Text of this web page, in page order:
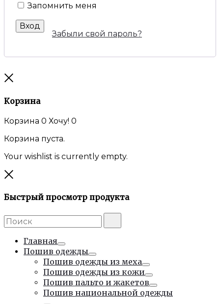
Запомнить меня
Вход
Забыли свой пароль?
Корзина
Корзина 0 Хочу! 0
Корзина пуста.
Your wishlist is currently empty.
Быстрый просмотр продукта
Поиск:
Главная
Тумблер
Пошив одежды
Тумблер
Пошив одежды из меха
Тумблер
Пошив одежды из кожи
Тумблер
Пошив пальто и жакетов
Тумблер
Пошив национальной одежды